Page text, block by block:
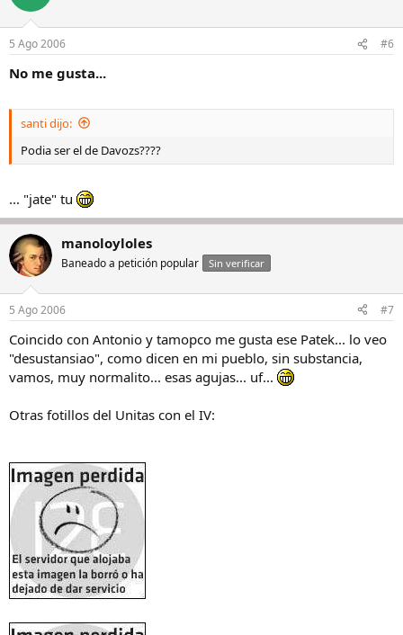
5 Ago 2006 #6
No me gusta...
santi dijo:
Podia ser el de Davozs????
... "jate" tu
manoloyloles
Baneado a petición popular Sin verificar
5 Ago 2006 #7
Coincido con Antonio y tamopco me gusta ese Patek... lo veo
"desustansiao", como dicen en mi pueblo, sin substancia,
vamos, muy normalito... esas agujas... uf...
Otras fotillos del Unitas con el IV: